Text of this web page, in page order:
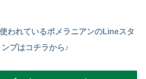
れているポメラニアンのLineスタ
ンプはコチラから♪